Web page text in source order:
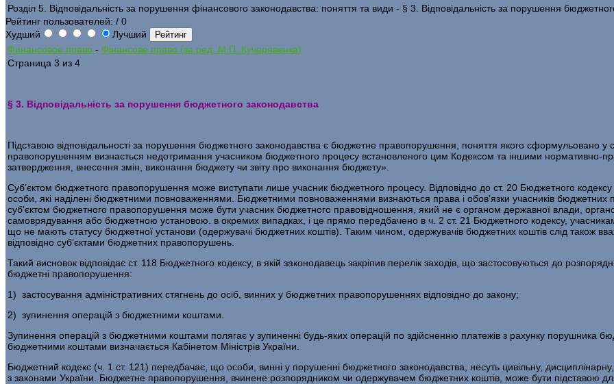
Розділ 5. Відповідальність за порушення фінансового законодавства: поняття та види - § 3. Відповідальність за порушення
Рейтинг пользователей: / 0
Худший
Лучший
Финансовое право - Фінансове право (за ред. М.П. Кучерявенка)
Страница 3 из 4
§ 3. Відповідальність за порушення бюджетного законодавства
Підставою відповідальності за порушення бюджетного законодав­ства є бюджетне правопорушення, поняття якого сформульовано
правопорушенням визнається недотримання учасником бюджетного процесу встановле­ного цим Кодексом та іншими нормативно-
затвердження, внесення змін, виконання бюдже­ту чи звіту про виконання бюджету».
Суб’єктом бюджетного правопорушення може виступати лише учасник бюджетного процесу. Відповідно до ст. 20 Бюджетного
особи, які наділені бюджетними повноваженнями. Бюджетними повноваженнями визнаються права і обов’язки учасників бюджетних
суб’єктом бюджетного правопору­шення може бути учасник бюджетного правовідношення, який не є органом державної влади,
самоврядування або бюджетною установою. в окремих випадках, і це прямо передбачено в ч. 2 ст. 21 Бюджетного кодексу,
що не мають статусу бюджетної установи (одержувачі бюджет­них коштів). Таким чином, одержувачів бюджетних коштів слід також
відповідно суб’єктами бюджетних правопорушень.
Такий висновок відповідає ст. 118 Бюджетного кодексу, в якій за­конодавець закріпив перелік заходів, що застосовуються до
бюджетні правопорушення:
1) застосування адміністративних стягнень до осіб, винних у бю­джетних правопорушеннях відповідно до закону;
2) зупинення операцій з бюджетними коштами.
Зупинення операцій з бюджетними коштами полягає у зупиненні будь-яких операцій по здійсненню платежів з рахунку порушника
бюджетними коштами визначається Кабінетом Міністрів України.
Бюджетний кодекс (ч. 1 ст. 121) передбачає, що особи, винні у порушенні бюджетного законодавства, несуть цивільну, дисциплінар­ну,
з за­конами України. Бюджетне правопорушення, вчинене розпорядником чи одержувачем бюджетних коштів, може бути підставою для